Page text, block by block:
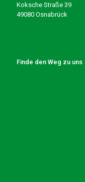
Koksche Straße 39
49080 Osnabrück
Finde den Weg zu uns